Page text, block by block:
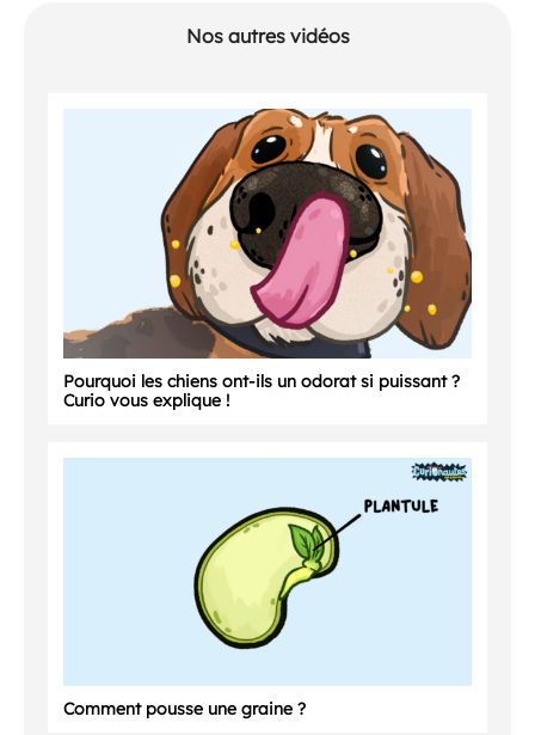
Nos autres vidéos
Pourquoi les chiens ont-ils un odorat si puissant ?
Curio vous explique !
Comment pousse une graine ?